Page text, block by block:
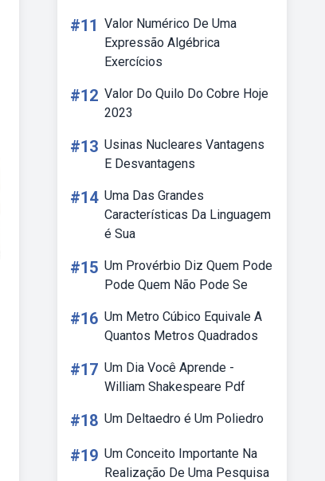
#11 Valor Numérico De Uma
Expressão Algébrica
Exercícios
#12 Valor Do Quilo Do Cobre Hoje
2023
#13 Usinas Nucleares Vantagens
E Desvantagens
#14 Uma Das Grandes
Características Da Linguagem
é Sua
#15 Um Provérbio Diz Quem Pode
Pode Quem Não Pode Se
#16 Um Metro Cúbico Equivale A
Quantos Metros Quadrados
#17 Um Dia Você Aprende -
William Shakespeare Pdf
#18 Um Deltaedro é Um Poliedro
#19 Um Conceito Importante Na
Realização De Uma Pesquisa